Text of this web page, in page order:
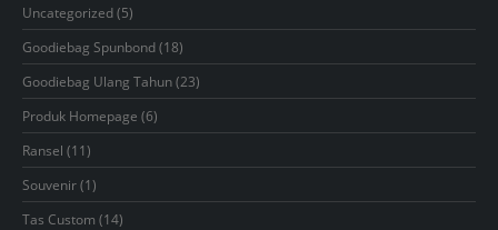
Uncategorized 55
products
Goodiebag Spunbond 1818
products
Goodiebag Ulang Tahun 2323
products
Produk Homepage 66
products
Ransel 1111
products
Souvenir 11
product
Tas Custom 1414